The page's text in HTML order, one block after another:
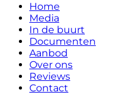
Home
Media
In de buurt
Documenten
Aanbod
Over ons
Reviews
Contact